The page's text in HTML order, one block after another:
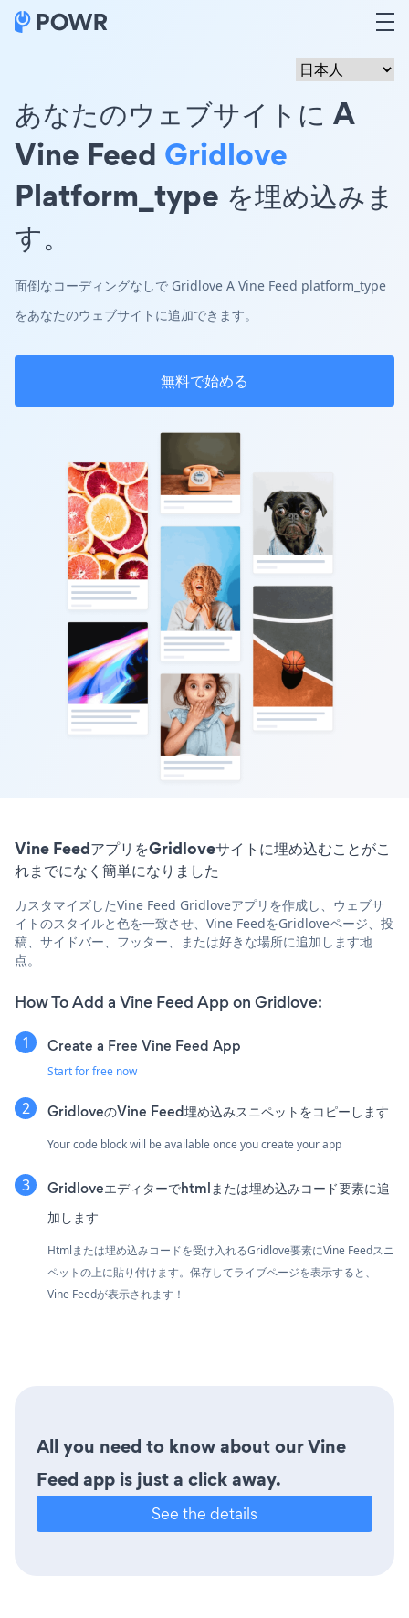
あなたのウェブサイトに A
Vine Feed Gridlove
Platform_type を埋め込みま
す。
面倒なコーディングなしで Gridlove A Vine Feed platform_type
をあなたのウェブサイトに追加できます。
無料で始める
Vine FeedアプリをGridloveサイトに埋め込むことがこ
れまでになく簡単になりました
カスタマイズしたVine Feed Gridloveアプリを作成し、ウェブサ
イトのスタイルと色を一致させ、Vine FeedをGridloveページ、投
稿、サイドバー、フッター、または好きな場所に追加します地
点。
How To Add a Vine Feed App on Gridlove:
Create a Free Vine Feed App
Start for free now
GridloveのVine Feed埋め込みスニペットをコピーします
Your code block will be available once you create your app
Gridloveエディターでhtmlまたは埋め込みコード要素に追
加します
Htmlまたは埋め込みコードを受け入れるGridlove要素にVine Feedスニ
ペットの上に貼り付けます。保存してライブページを表示すると、
Vine Feedが表示されます！
All you need to know about our Vine
Feed app is just a click away.
See the details